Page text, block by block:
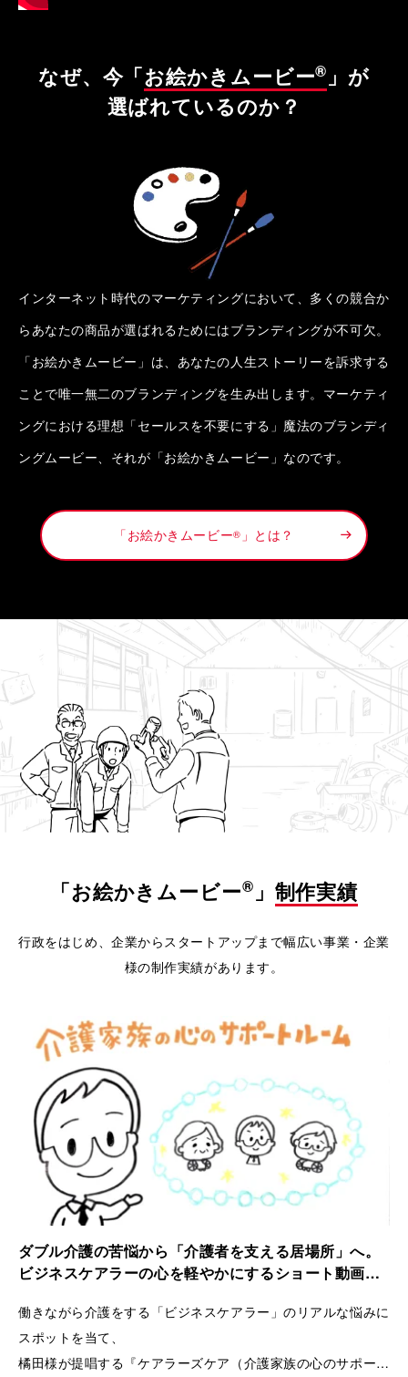
なぜ、今「お絵かきムービー® 」が
選ばれているのか？
インターネット時代のマーケティングにおいて、多くの競合か
らあなたの商品が選ばれるためにはブランディングが不可欠。
「お絵かきムービー」は、あなたの人生ストーリーを訴求する
ことで唯一無二のブランディングを生み出します。マーケティ
ングにおける理想「セールスを不要にする」魔法のブランディ
ングムービー、それが「お絵かきムービー」なのです。
「お絵かきムービー® 」とは？
「お絵かきムービー® 」 制作実績
行政をはじめ、企業からスタートアップまで幅広い事業・企業
様の制作実績があります。
ダブル介護の苦悩から「介護者を支える居場所」へ。
ビジネスケアラーの心を軽やかにするショート動画｜
働きながら介護をする「ビジネスケアラー」のリアルな悩みに
スポットを当て、
橘田様が提唱する『ケアラーズケア（介護家族の心のサポート